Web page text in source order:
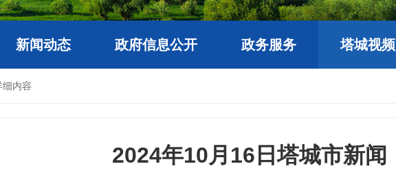
新闻动态 政府信息公开 政务服务 塔城视频
细内容
2024年10月16日塔城市新闻